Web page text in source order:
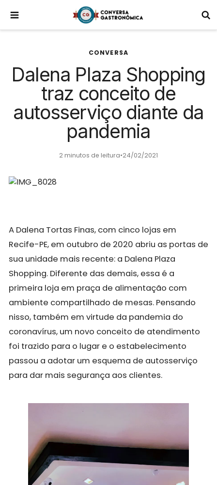
CONVERSA
Dalena Plaza Shopping
traz conceito de
autosserviço diante da
pandemia
2 minutos de leitura•24/02/2021
A Dalena Tortas Finas, com cinco lojas em
Recife-PE, em outubro de 2020 abriu as portas de
sua unidade mais recente: a Dalena Plaza
Shopping. Diferente das demais, essa é a
primeira loja em praça de alimentação com
ambiente compartilhado de mesas. Pensando
nisso, também em virtude da pandemia do
coronavírus, um novo conceito de atendimento
foi trazido para o lugar e o estabelecimento
passou a adotar um esquema de autosserviço
para dar mais segurança aos clientes.